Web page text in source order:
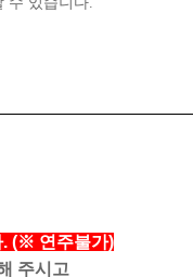
. (※ 연주불가)
주시고